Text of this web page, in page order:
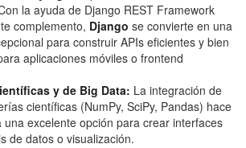
la ayuda de Django REST Framework
complemento, Django se convierte en una
para construir APIs eficientes y bien
aplicaciones móviles o frontend
y de Big Data: La integración de
científicas (NumPy, SciPy, Pandas) hace
una excelente opción para crear interfaces
de datos o visualización.